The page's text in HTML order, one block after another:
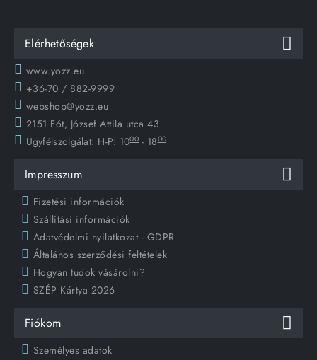
Elérhetőségek
www.yozz.eu
+36-70 / 882-9999
webshop@yozz.eu
2151 Fót, József Attila utca 43.
Ügyfélszolgálat: H-P: 1000 - 1800
Impresszum
Fizetési információk
Szállítási információk
Adatvédelmi nyilatkozat - GDPR
Általános szerződési feltételek
Hogyan tudok vásárolni?
SZÉP Kártya 2026
Fiókom
Személyes adatok